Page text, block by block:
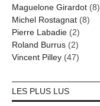
Maguelone Girardot (8)
Michel Rostagnat (8)
Pierre Labadie (2)
Roland Burrus (2)
Vincent Pilley (47)
LES PLUS LUS